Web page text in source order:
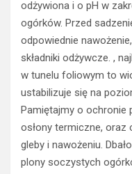
odżywiona i o pH w
ogórków. Przed
odpowiednie
składniki odżywcze. ,
w tunelu foliowym to
ustabilizuje się na
Pamiętajmy o
osłony termiczne, oraz
gleby i nawożeniu.
plony soczystych